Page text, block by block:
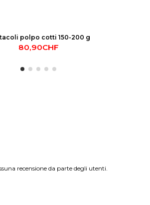
polpo cotti 150-200 g
80,90CHF
recensione da parte degli utenti.